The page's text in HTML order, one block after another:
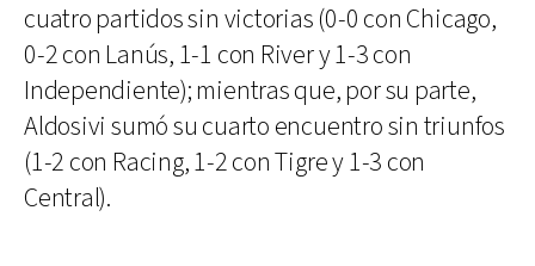
cuatro partidos sin victorias (0-0 con Chicago,
0-2 con Lanús, 1-1 con River y 1-3 con
Independiente); mientras que, por su parte,
Aldosivi sumó su cuarto encuentro sin triunfos
(1-2 con Racing, 1-2 con Tigre y 1-3 con
Central).